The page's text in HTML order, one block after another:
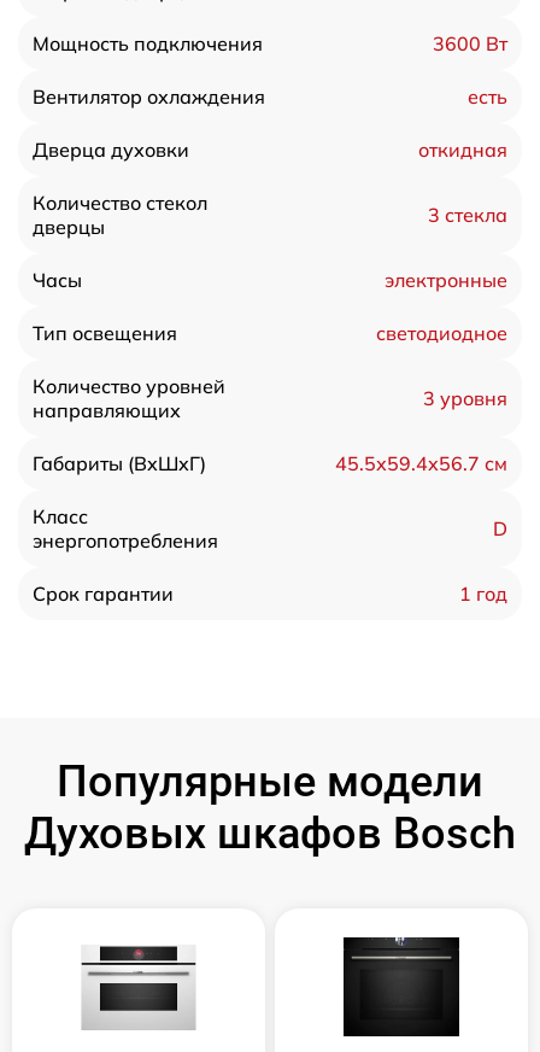
Мощность подключения 3600 Вт
Вентилятор охлаждения есть
Дверца духовки откидная
Количество стекол
дверцы
3 стекла
Часы электронные
Тип освещения светодиодное
Количество уровней
направляющих
3 уровня
Габариты (ВхШхГ) 45.5х59.4х56.7 см
Класс
энергопотребления
D
Срок гарантии 1 год
Популярные модели
Духовых шкафов Bosch